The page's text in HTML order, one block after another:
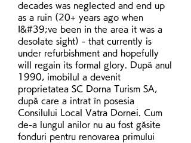
decades was neglected and end up
as a ruin (20+ years ago when
I&#39;ve been in the area it was a
desolate sight) - that currently is
under refurbishment and hopefully
will regain its formal glory. După anul
1990, imobilul a devenit
proprietatea SC Dorna Turism SA,
după care a intrat în posesia
Consilului Local Vatra Dornei. Cum
de-a lungul anilor nu au fost găsite
fonduri pentru renovarea primului